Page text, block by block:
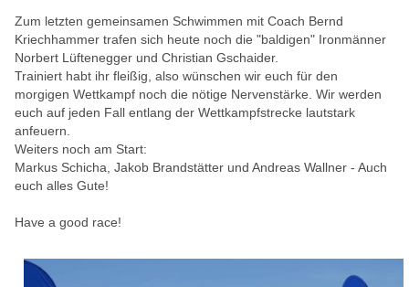
Zum letzten gemeinsamen Schwimmen mit Coach Bernd
Kriechhammer trafen sich heute noch die "baldigen" Ironmänner
Norbert Lüftenegger und Christian Gschaider.
Trainiert habt ihr fleißig, also wünschen wir euch für den
morgigen Wettkampf noch die nötige Nervenstärke. Wir werden
euch auf jeden Fall entlang der Wettkampfstrecke lautstark
anfeuern.
Weiters noch am Start:
Markus Schicha, Jakob Brandstätter und Andreas Wallner - Auch
euch alles Gute!
Have a good race!